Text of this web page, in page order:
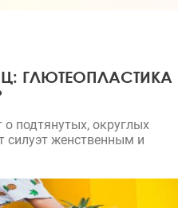
доктора Карена!
ГЛЮТЕОПЛАСТИКА
подтянутых, округлых
силуэт женственным и